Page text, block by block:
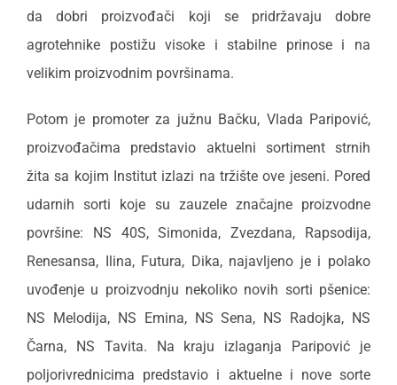
da dobri proizvođači koji se pridržavaju dobre
agrotehnike postižu visoke i stabilne prinose i na
velikim proizvodnim površinama.
Potom je promoter za južnu Bačku, Vlada Paripović,
proizvođačima predstavio aktuelni sortiment strnih
žita sa kojim Institut izlazi na tržište ove jeseni. Pored
udarnih sorti koje su zauzele značajne proizvodne
površine: NS 40S, Simonida, Zvezdana, Rapsodija,
Renesansa, Ilina, Futura, Dika, najavljeno je i polako
uvođenje u proizvodnju nekoliko novih sorti pšenice:
NS Melodija, NS Emina, NS Sena, NS Radojka, NS
Čarna, NS Tavita. Na kraju izlaganja Paripović je
poljorivrednicima predstavio i aktuelne i nove sorte